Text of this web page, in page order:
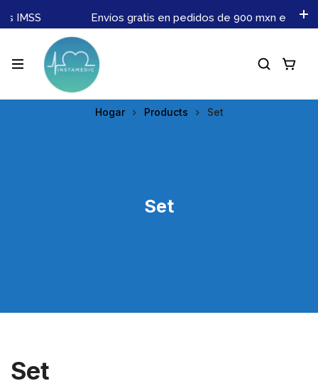
IMSS Envíos gratis en pedidos de 900 mxn en
Hogar Products Set
Set
Set